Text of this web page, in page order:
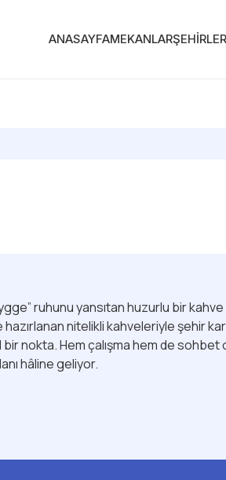
ANASAYFAMEKANLARŞEHIRLER
ruhunu yansıtan huzurlu bir kahve
nitelikli kahveleriyle şehir
nokta. Hem çalışma hem de sohbet
hâline geliyor.